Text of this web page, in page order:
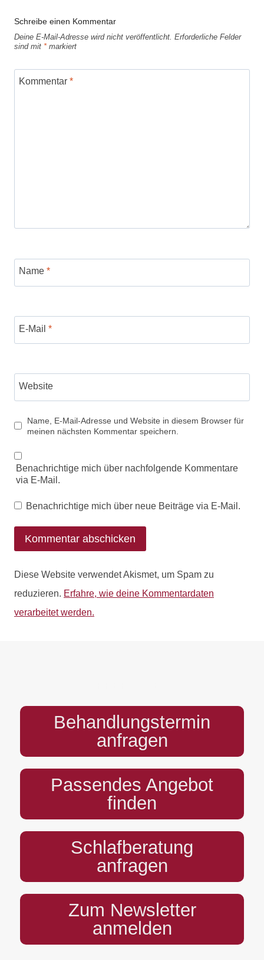
Schreibe einen Kommentar
Deine E-Mail-Adresse wird nicht veröffentlicht. Erforderliche Felder
sind mit *markiert
Kommentar *
Name *
E-Mail *
Website
Name, E-Mail-Adresse und Website in diesem Browser für
meinen nächsten Kommentar speichern.
Benachrichtige mich über nachfolgende Kommentare
via E-Mail.
Benachrichtige mich über neue Beiträge via E-Mail.
Diese Website verwendet Akismet, um Spam zu
reduzieren. Erfahre, wie deine Kommentardaten
verarbeitet werden.
Behandlungstermin
anfragen
Passendes Angebot
finden
Schlafberatung
anfragen
Zum Newsletter
anmelden